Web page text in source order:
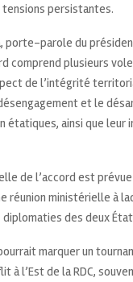
tensions persistantes.
porte-parole du
comprend plusieurs
de l’intégrité
et le
étatiques, ainsi que leur
de l’accord est
réunion ministérielle à
des deux
marquer un
à l’Est de la RDC,